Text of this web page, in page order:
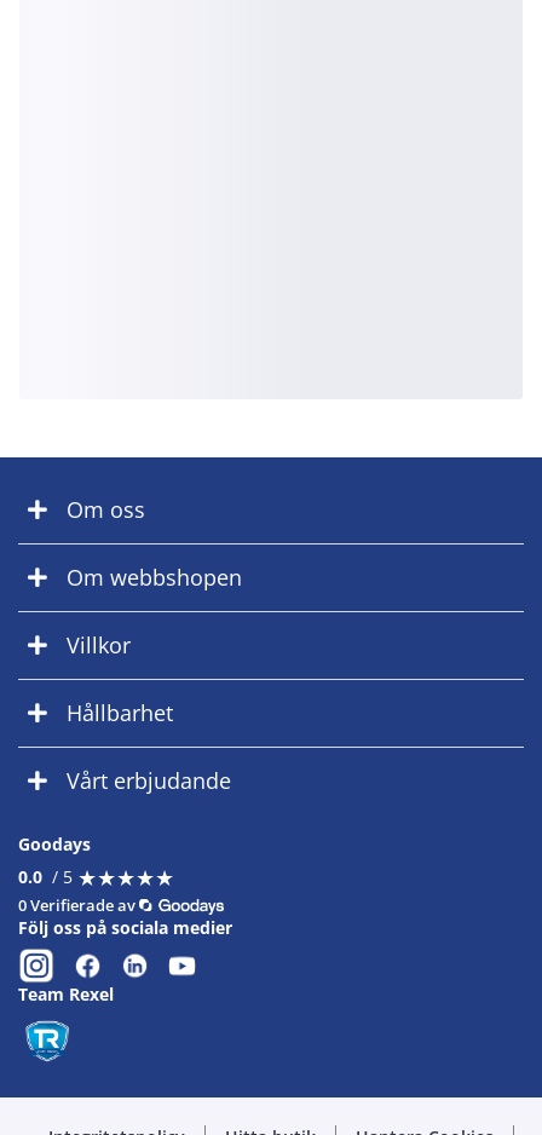
Om oss
Om webbshopen
Villkor
Hållbarhet
Vårt erbjudande
Goodays
0.0 / 5 ★★★★★
★★★★★
0 Verifierade av
Följ oss på sociala medier
Team Rexel